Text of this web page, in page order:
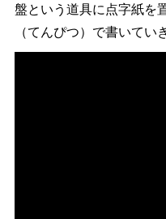
盤という道具に点字紙を
（てんぴつ）で書いてい